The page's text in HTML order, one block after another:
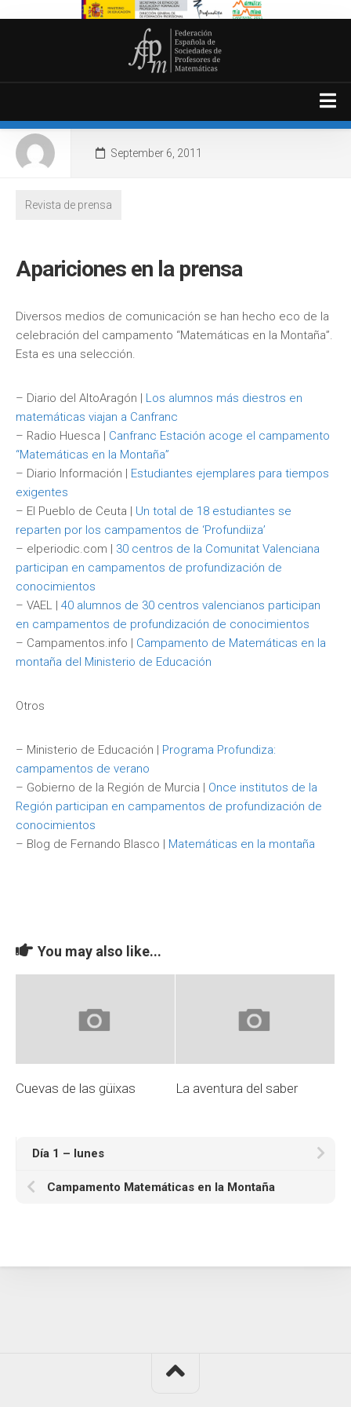
Presentación y Programa
Materiales
Revista de prensa
September 6, 2011
Revista de prensa
Apariciones en la prensa
Diversos medios de comunicación se han hecho eco de la
celebración del campamento “Matemáticas en la Montaña”.
Esta es una selección.
– Diario del AltoAragón | Los alumnos más diestros en
matemáticas viajan a Canfranc
– Radio Huesca | Canfranc Estación acoge el campamento
“Matemáticas en la Montaña”
– Diario Información | Estudiantes ejemplares para tiempos
exigentes
– El Pueblo de Ceuta | Un total de 18 estudiantes se
reparten por los campamentos de ‘Profundiiza’
– elperiodic.com | 30 centros de la Comunitat Valenciana
participan en campamentos de profundización de
conocimientos
– VAEL | 40 alumnos de 30 centros valencianos participan
en campamentos de profundización de conocimientos
– Campamentos.info | Campamento de Matemáticas en la
montaña del Ministerio de Educación
Otros
– Ministerio de Educación | Programa Profundiza:
campamentos de verano
– Gobierno de la Región de Murcia | Once institutos de la
Región participan en campamentos de profundización de
conocimientos
– Blog de Fernando Blasco | Matemáticas en la montaña
You may also like...
Cuevas de las güixas La aventura del saber
Día 1 – lunes
Campamento Matemáticas en la Montaña